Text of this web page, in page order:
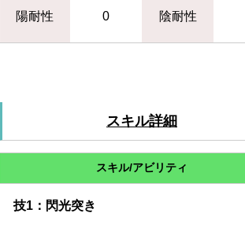
陽耐性 0 陰耐性
スキル詳細
スキル/アビリティ
技1：閃光突き